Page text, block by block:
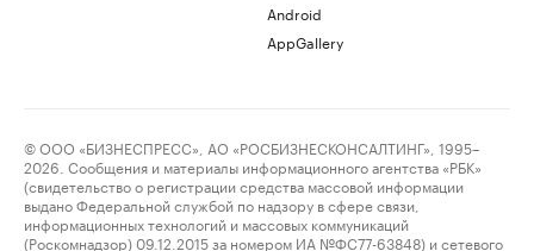
Android
AppGallery
© ООО «БИЗНЕСПРЕСС», АО «РОСБИЗНЕСКОНСАЛТИНГ», 1995–
2026. Сообщения и материалы информационного агентства «РБК»
(свидетельство о регистрации средства массовой информации
выдано Федеральной службой по надзору в сфере связи,
информационных технологий и массовых коммуникаций
(Роскомнадзор) 09.12.2015 за номером ИА №ФС77-63848) и сетевого